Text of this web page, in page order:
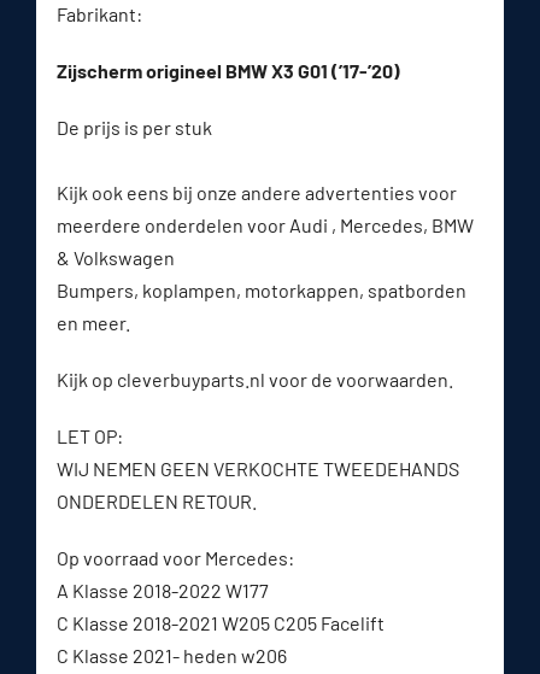
Fabrikant:
Zijscherm origineel BMW X3 G01 (’17-’20)
De prijs is per stuk
Kijk ook eens bij onze andere advertenties voor
meerdere onderdelen voor Audi , Mercedes, BMW
& Volkswagen
Bumpers, koplampen, motorkappen, spatborden
en meer.
Kijk op cleverbuyparts.nl voor de voorwaarden.
LET OP:
WIJ NEMEN GEEN VERKOCHTE TWEEDEHANDS
ONDERDELEN RETOUR.
Op voorraad voor Mercedes:
A Klasse 2018-2022 W177
C Klasse 2018-2021 W205 C205 Facelift
C Klasse 2021- heden w206